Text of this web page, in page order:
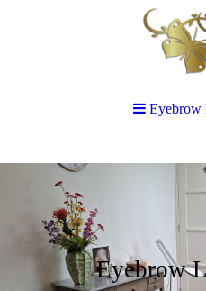
Eyebrow
Eyebrow